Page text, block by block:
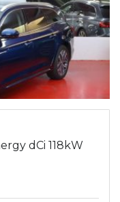
dCi 118kW